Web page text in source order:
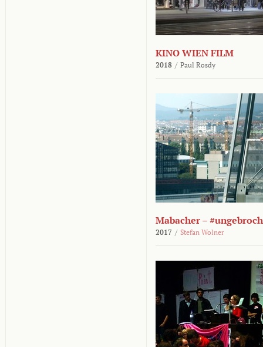
KINO WIEN FILM
2018 / Paul Rosdy
Mabacher –
2017 / Stefan Wolner